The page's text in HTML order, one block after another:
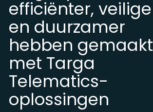
efficiënter,
en duurzamer
hebben gemaakt
met Targa
Telematics-
oplossingen